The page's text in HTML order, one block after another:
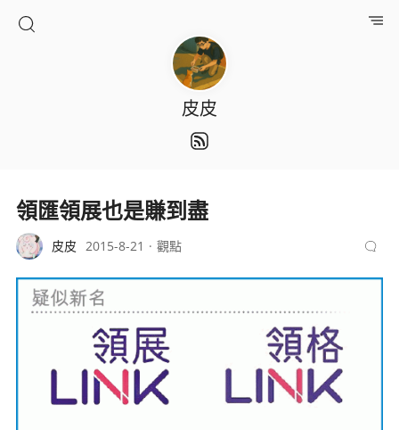
皮皮
領匯領展也是賺到盡
皮皮 2015-8-21 觀點